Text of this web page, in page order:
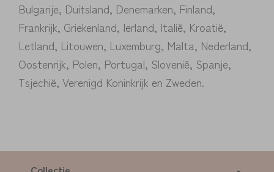
Bulgarije, Duitsland, Denemarken, Finland,
Frankrijk, Griekenland, Ierland, Italië, Kroatië,
Letland, Litouwen, Luxemburg, Malta, Nederland,
Oostenrijk, Polen, Portugal, Slovenië, Spanje,
Tsjechië, Verenigd Koninkrijk en Zweden.